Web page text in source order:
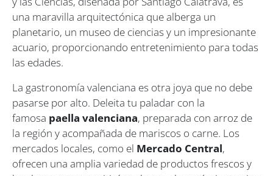
una maravilla arquitectónica que alberga un
planetario, un museo de ciencias y un impresionante
acuario, proporcionando entretenimiento para todas
las edades.
La gastronomía valenciana es otra joya que no debe
pasarse por alto. Deleita tu paladar con la
famosa paella valenciana, preparada con arroz de
la región y acompañada de mariscos o carne. Los
mercados locales, como el Mercado Central,
ofrecen una amplia variedad de productos frescos y